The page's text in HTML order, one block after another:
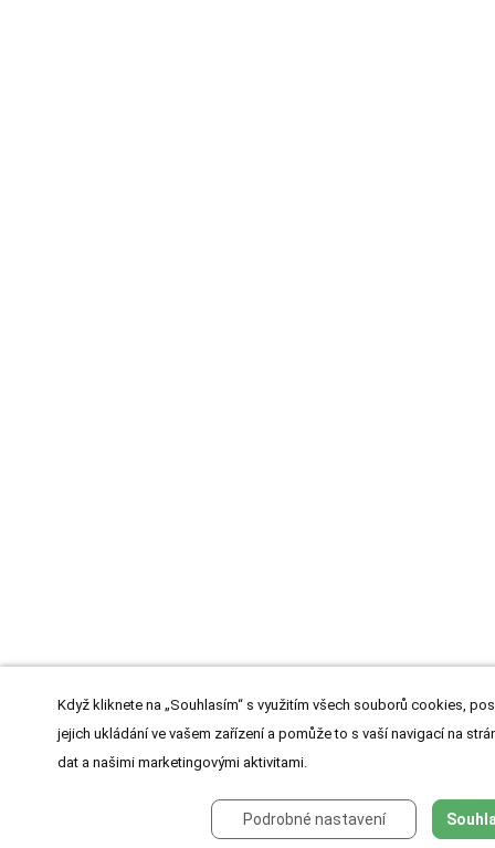
Když kliknete na „Souhlasím“ s využitím všech souborů cookies,
jejich ukládání ve vašem zařízení a pomůže to s vaší navigací na
dat a našimi marketingovými aktivitami.
Podrobné nastavení